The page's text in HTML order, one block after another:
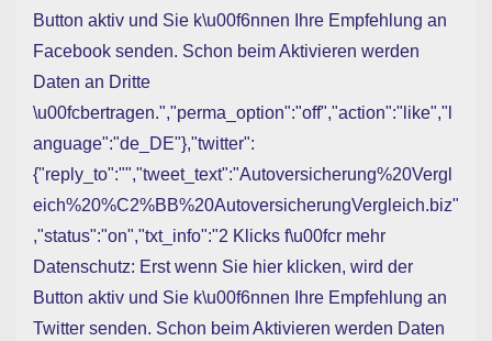
Button aktiv und Sie k\u00f6nnen Ihre Empfehlung an
Facebook senden. Schon beim Aktivieren werden
Daten an Dritte
\u00fcbertragen.","perma_option":"off","action":"like","l
anguage":"de_DE"},"twitter":
{"reply_to":"","tweet_text":"Autoversicherung%20Vergl
eich%20%C2%BB%20AutoversicherungVergleich.biz"
,"status":"on","txt_info":"2 Klicks f\u00fcr mehr
Datenschutz: Erst wenn Sie hier klicken, wird der
Button aktiv und Sie k\u00f6nnen Ihre Empfehlung an
Twitter senden. Schon beim Aktivieren werden Daten